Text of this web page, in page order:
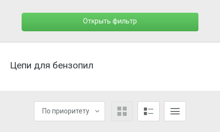
Открыть фильтр
Цепи для бензопил
По приоритету